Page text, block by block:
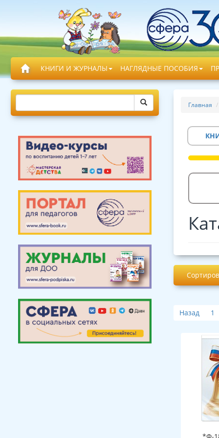
КНИГИ И ЖУРНАЛЫ НАГЛЯДНЫЕ ПОСОБИЯ
Главная
Назад 1